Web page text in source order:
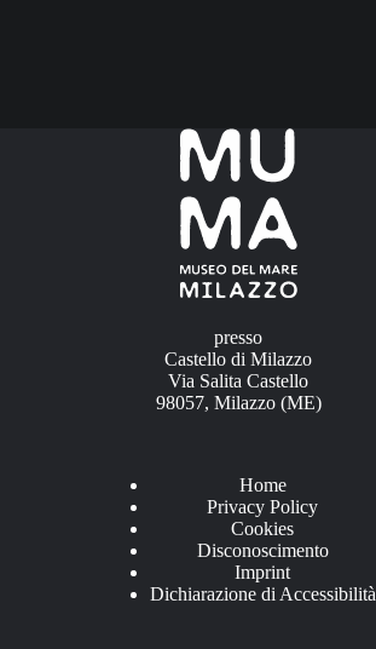
presso
Castello di Milazzo
Via Salita Castello
98057, Milazzo (ME)
Home
Privacy Policy
Cookies
Disconoscimento
Imprint
Dichiarazione di Accessibilità